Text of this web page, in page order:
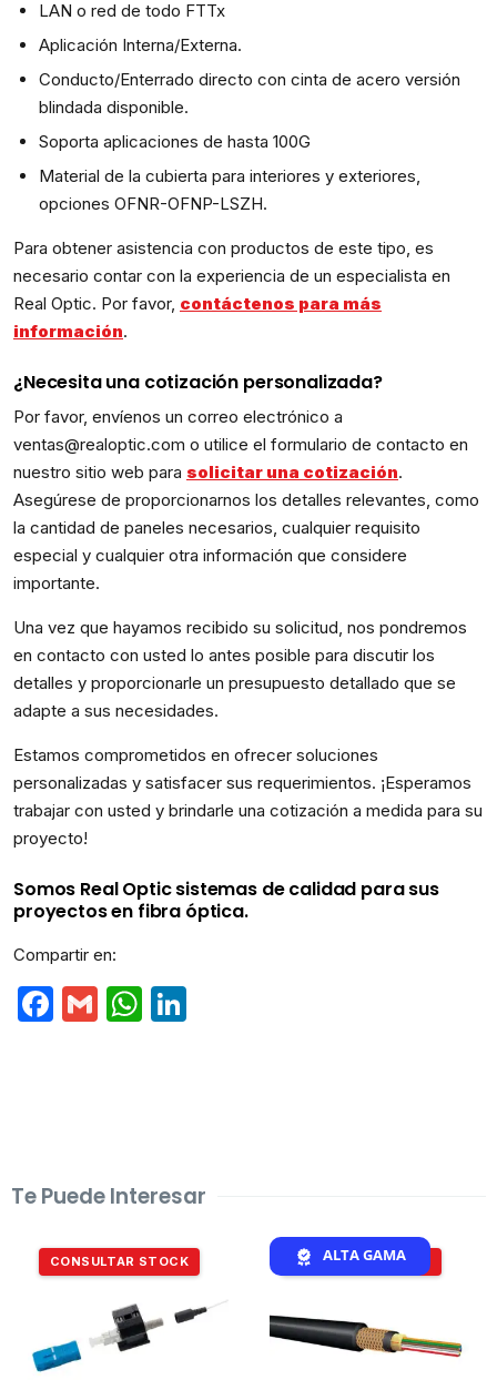
LAN o red de todo FTTx
Aplicación Interna/Externa.
Conducto/Enterrado directo con cinta de acero versión
blindada disponible.
Soporta aplicaciones de hasta 100G
Material de la cubierta para interiores y exteriores,
opciones OFNR-OFNP-LSZH.
Para obtener asistencia con productos de este tipo, es
necesario contar con la experiencia de un especialista en
Real Optic. Por favor, contáctenos para más
información.
¿Necesita una cotización personalizada?
Por favor, envíenos un correo electrónico a
ventas@realoptic.com o utilice el formulario de contacto en
nuestro sitio web para solicitar una cotización.
Asegúrese de proporcionarnos los detalles relevantes, como
la cantidad de paneles necesarios, cualquier requisito
especial y cualquier otra información que considere
importante.
Una vez que hayamos recibido su solicitud, nos pondremos
en contacto con usted lo antes posible para discutir los
detalles y proporcionarle un presupuesto detallado que se
adapte a sus necesidades.
Estamos comprometidos en ofrecer soluciones
personalizadas y satisfacer sus requerimientos. ¡Esperamos
trabajar con usted y brindarle una cotización a medida para su
proyecto!
Somos Real Optic sistemas de calidad para sus
proyectos en fibra óptica.
Compartir en:
Facebook
GmailWhatsApp
Te Puede Interesar
CONSULTAR STOCK CONSULTAR STOCK
ALTA GAMA